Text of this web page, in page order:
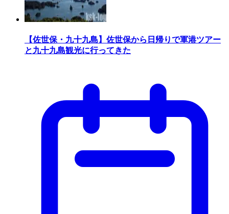
【佐世保・九十九島】佐世保から日帰りで軍港ツアー
と九十九島観光に行ってきた